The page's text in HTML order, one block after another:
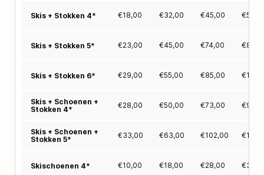
Skis + Stokken 4* €18,00 €32,00 €45,00 €
Skis + Stokken 5* €23,00 €45,00 €74,00 €
Skis + Stokken 6* €29,00 €55,00 €85,00 €
Skis + Schoenen +
Stokken 4*
€28,00 €50,00 €73,00 €
Skis + Schoenen +
Stokken 5*
€33,00 €63,00 €102,00 €
Skischoenen 4* €10,00 €18,00 €28,00 €